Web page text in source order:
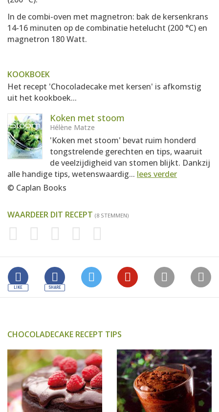
In de combi-oven met magnetron: bak de kersenkrans
14-16 minuten op de combinatie hetelucht (200 °C) en
magnetron 180 Watt.
KOOKBOEK
Het recept 'Chocoladecake met kersen' is afkomstig
uit het kookboek...
Koken met stoom
Hélène Matze
'Koken met stoom' bevat ruim honderd
tongstrelende gerechten en tips, waaruit
de veelzijdigheid van stomen blijkt. Dankzij
alle handige tips, wetenswaardig... lees verder
© Caplan Books
WAARDEER DIT RECEPT (8 STEMMEN)
CHOCOLADECAKE RECEPT TIPS